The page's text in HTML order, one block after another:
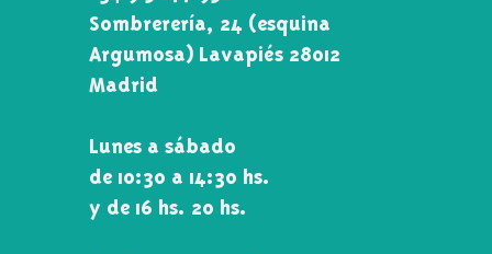
Sombrerería, 24 (esquina
Argumosa) Lavapiés 28012
Madrid
Lunes a sábado
de 10:30 a 14:30 hs.
y de 16 hs. 20 hs.